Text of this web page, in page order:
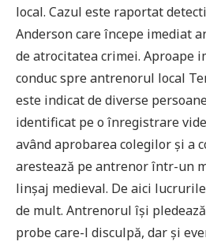
local. Cazul este raportat
Anderson care începe imediat
de atrocitatea crimei. Aproape
conduc spre antrenorul local
este indicat de diverse
identificat pe o înregistrare
având aprobarea colegilor și a
arestează pe antrenor într-un
linșaj medieval. De aici
de mult. Antrenorul își
probe care-l disculpă, dar și